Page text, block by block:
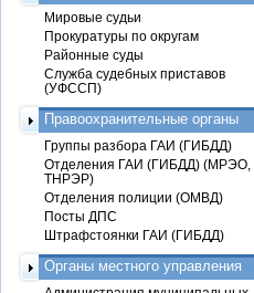
Мировые судьи
Прокуратуры по округам
Районные суды
Служба судебных приставов
(УФССП)
Правоохранительные органы
Группы разбора ГАИ (ГИБДД)
Отделения ГАИ (ГИБДД) (МРЭО,
ТНРЭР)
Отделения полиции (ОМВД)
Посты ДПС
Штрафстоянки ГАИ (ГИБДД)
Органы местного управления